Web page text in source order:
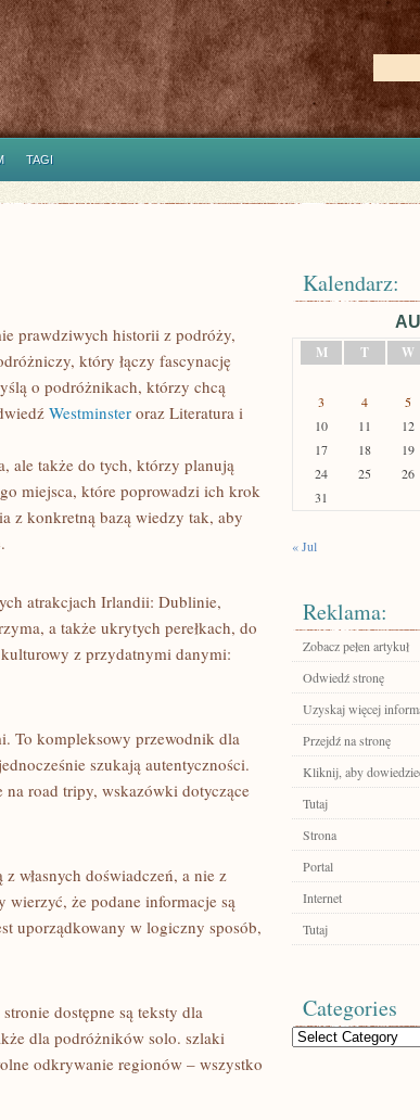
TAGI
prawdziwych historii z podróży,
który łączy fascynację
o podróżnikach, którzy chcą
Westminster oraz Literatura i
ale także do tych, którzy planują
miejsca, które poprowadzi ich krok
z konkretną bazą wiedzy tak, aby
atrakcjach Irlandii: Dublinie,
a także ukrytych perełkach, do
z przydatnymi danymi:
To kompleksowy przewodnik dla
szukają autentyczności.
na road tripy, wskazówki dotyczące
własnych doświadczeń, a nie z
że podane informacje są
uporządkowany w logiczny sposób,
dostępne są teksty dla
dla podróżników solo. szlaki
odkrywanie regionów – wszystko
Kalendarz:
M
T W
3
4 5
10
11 12
17
18 19
24
25 26
31
« Jul
Reklama:
Zobacz pełen artykuł
Odwiedź stronę
Uzyskaj więcej
Przejdź na stronę
Kliknij, aby
Tutaj
Strona
Portal
Internet
Tutaj
Categories
Categories